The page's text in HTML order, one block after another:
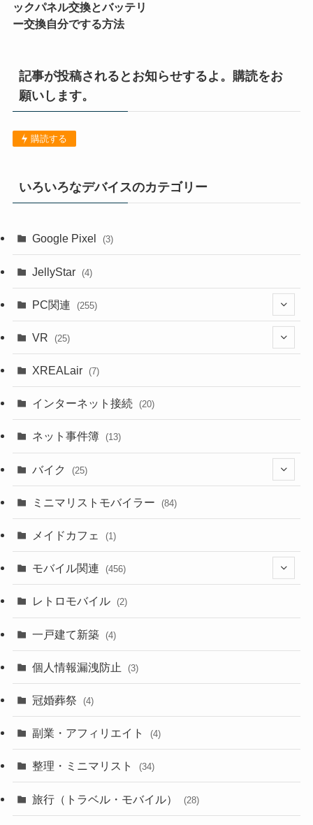
ックパネル交換とバッテリ
ー交換自分でする方法
記事が投稿されるとお知らせするよ。購読をお
願いします。
購読する
いろいろなデバイスのカテゴリー
Google Pixel (3)
JellyStar (4)
PC関連 (255)
(9)
(1)
(18)
(2)
(10)
(18)
(19)
(6)
(8)
(9)
VR (25)
(18)
(13)
XREALair (7)
インターネット接続 (20)
ネット事件簿 (13)
バイク (25)
(8)
(23)
ミニマリストモバイラー (84)
メイドカフェ (1)
モバイル関連 (456)
(3)
(3)
レトロモバイル (2)
一戸建て新築 (4)
個人情報漏洩防止 (3)
冠婚葬祭 (4)
副業・アフィリエイト (4)
整理・ミニマリスト (34)
旅行（トラベル・モバイル） (28)